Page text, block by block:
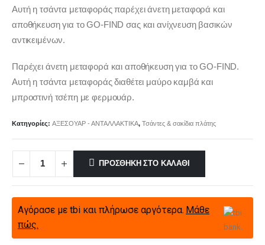
Αυτή η τσάντα μεταφοράς παρέχει άνετη μεταφορά και
αποθήκευση για το GO-FIND σας και ανίχνευση βασικών
αντικειμένων.
Παρέχει άνετη μεταφορά και αποθήκευση για το GO-FIND.
Αυτή η τσάντα μεταφοράς διαθέτει μαύρο καμβά και
μπροστινή τσέπη με φερμουάρ.
Κατηγορίες: ΑΞΕΣΟΥΑΡ - ΑΝΤΑΛΛΑΚΤΙΚΑ, Τσάντες & σακίδια πλάτης
ΠΡΟΣΘΉΚΗ ΣΤΟ ΚΑΛΆΘΙ
Αγόρασε με tbi και πλήρωσε αργότερα. Μάθε
πώς.